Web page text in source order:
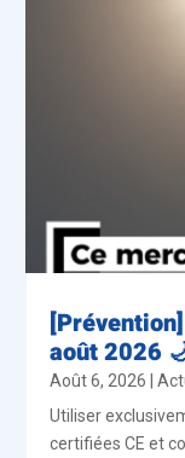
août 2026
Août 6, 2026 |
Utiliser
certifiées CE et